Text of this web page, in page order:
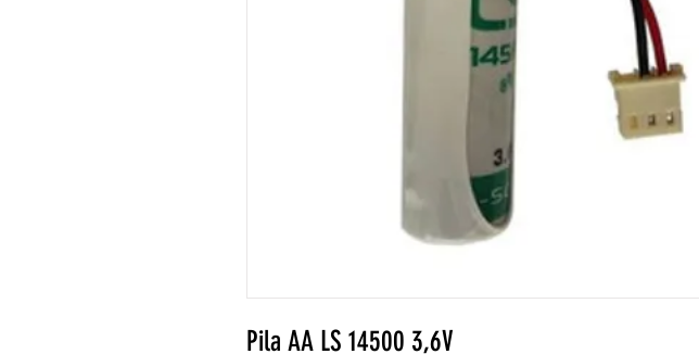
Pila AA LS 14500 3,6V